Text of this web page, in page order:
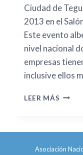
Ciudad de
2013 en el
Este evento
nivel nacional
empresas
inclusive ellos
LEER MÁS
Asociación